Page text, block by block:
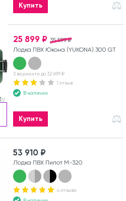
Купить
35 599 ₽
25 899 ₽
Лодка ПВХ Юкона (YUKONA) 300 GT
3 варианта до 32 699 ₽
1 отзыв
В наличии
Купить
53 910 ₽
Лодка ПВХ Пилот М-320
4 отзыва